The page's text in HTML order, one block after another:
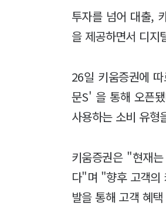
투자를 넘어 대출,
을 제공하면서 디지
26일 키움증권에
문S' 을 통해 오픈
사용하는 소비 유형
키움증권은 "현재
다"며 "향후 고객의
발을 통해 고객 혜